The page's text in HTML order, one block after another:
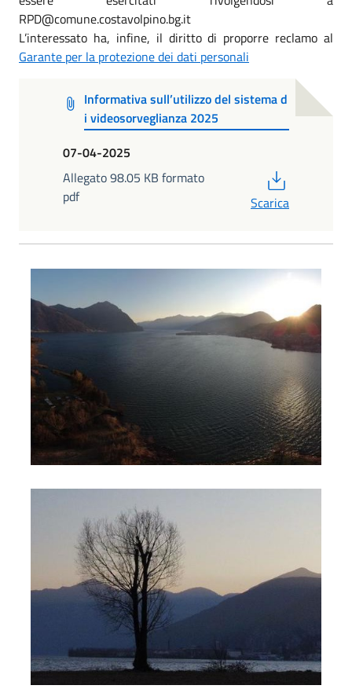
RPD@comune.costavolpino.bg.it
L’interessato ha, infine, il diritto di proporre reclamo al
Garante per la protezione dei dati personali
Informativa sull’utilizzo del sistema d
i videosorveglianza 2025
07-04-2025
Allegato 98.05 KB formato
pdf
Scarica